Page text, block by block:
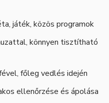
játék, közös programok
könnyen tisztítható
főleg vedlés idején
ellenőrzése és ápolása